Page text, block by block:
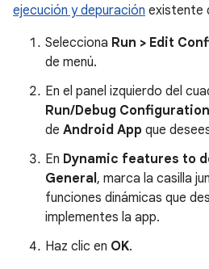
ejecución y depuración existente
Selecciona Run > Edit
de menú.
En el panel izquierdo del
Run/Debug
de Android App que
En Dynamic features to
General, marca la casilla
funciones dinámicas que
implementes la app.
Haz clic en OK.